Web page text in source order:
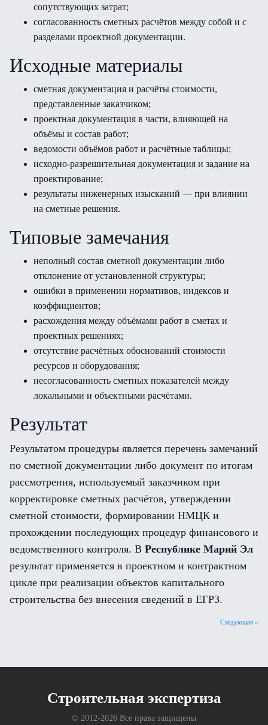
сопутствующих затрат;
согласованность сметных расчётов между собой и с
разделами проектной документации.
Исходные материалы
сметная документация и расчёты стоимости,
представленные заказчиком;
проектная документация в части, влияющей на
объёмы и состав работ;
ведомости объёмов работ и расчётные таблицы;
исходно-разрешительная документация и задание на
проектирование;
результаты инженерных изысканий — при влиянии
на сметные решения.
Типовые замечания
неполный состав сметной документации либо
отклонение от установленной структуры;
ошибки в применении нормативов, индексов и
коэффициентов;
расхождения между объёмами работ в сметах и
проектных решениях;
отсутствие расчётных обоснований стоимости
ресурсов и оборудования;
несогласованность сметных показателей между
локальными и объектными расчётами.
Результат
Результатом процедуры является перечень замечаний
по сметной документации либо документ по итогам
рассмотрения, используемый заказчиком при
корректировке сметных расчётов, утверждении
сметной стоимости, формировании НМЦК и
прохождении последующих процедур финансового и
ведомственного контроля. В Республике Марий Эл
результат применяется в проектном и контрактном
цикле при реализации объектов капитального
строительства без внесения сведений в ЕГРЗ.
Следующая »
Cтроительная экспертиза
© 2012-2026 Все права защищены